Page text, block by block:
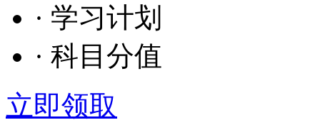
· 学习计划
· 科目分值
立即领取